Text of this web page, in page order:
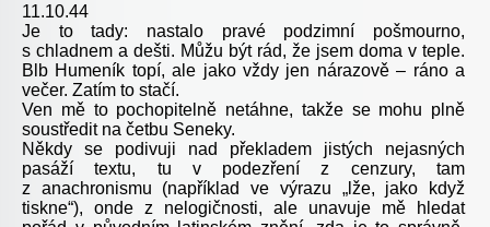
11.10.44
Je to tady: nastalo pravé podzimní pošmourno,
s chladnem a dešti. Můžu být rád, že jsem doma v teple.
Blb Humeník topí, ale jako vždy jen nárazově – ráno a
večer. Zatím to stačí.
Ven mě to pochopitelně netáhne, takže se mohu plně
soustředit na četbu Seneky.
Někdy se podivuji nad překladem jistých nejasných
pasáží textu, tu v podezření z cenzury, tam
z anachronismu (například ve výrazu „lže, jako když
tiskne“), onde z nelogičnosti, ale unavuje mě hledat